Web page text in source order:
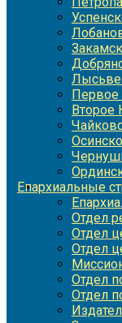
Первое
Второе
Епархиальные
Отдел
Отдел
Отдел
Отдел
Отдел